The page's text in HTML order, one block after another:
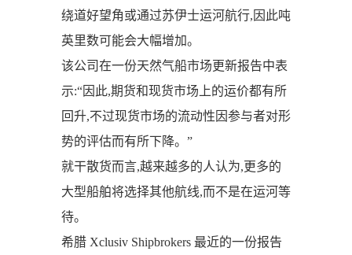
绕道好望角或通过苏伊士运河航行,因此吨
英里数可能会大幅增加。
该公司在一份天然气船市场更新报告中表
示:“因此,期货和现货市场上的运价都有所
回升,不过现货市场的流动性因参与者对形
势的评估而有所下降。”
就干散货而言,越来越多的人认为,更多的
大型船舶将选择其他航线,而不是在运河等
待。
希腊 Xclusiv Shipbrokers 最近的一份报告